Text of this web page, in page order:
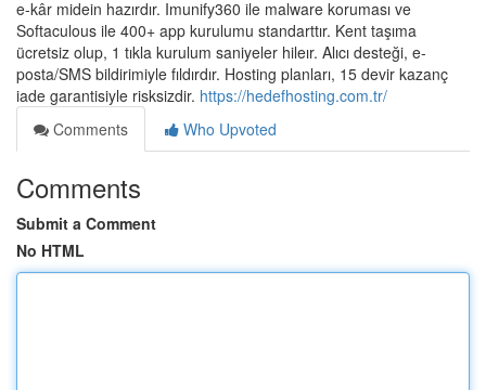
e-kâr midein hazırdır. Imunify360 ile malware koruması ve
Softaculous ile 400+ app kurulumu standarttır. Kent taşıma
ücretsiz olup, 1 tıkla kurulum saniyeler hileır. Alıcı desteği, e-
posta/SMS bildirimiyle fıldırdır. Hosting planları, 15 devir kazanç
iade garantisiyle risksizdir. https://hedefhosting.com.tr/
Comments
Who Upvoted
Comments
Submit a Comment
No HTML